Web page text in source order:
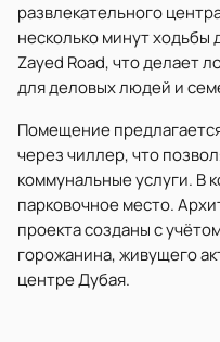
развлекательного
несколько минут ходьбы
Zayed Road, что делает
для деловых людей и
Помещение
через чиллер, что
коммунальные услуги. В
парковочное место.
проекта созданы с
горожанина, живущего
центре Дубая.